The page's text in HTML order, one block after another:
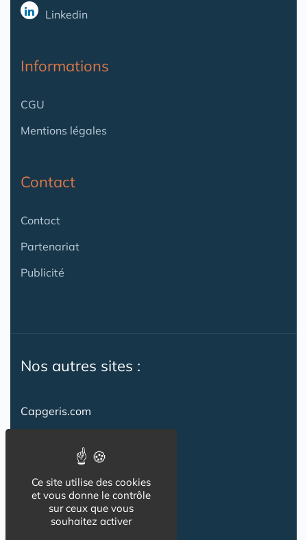
Linkedin
Informations
CGU
Mentions légales
Contact
Contact
Partenariat
Publicité
Nos autres sites :
Capgeris.com
Emploi-formation-sante.com
Seniorissimmo.com
Creche-et-naissance.com
Ce site utilise des cookies
et vous donne le contrôle
sur ceux que vous
souhaitez activer